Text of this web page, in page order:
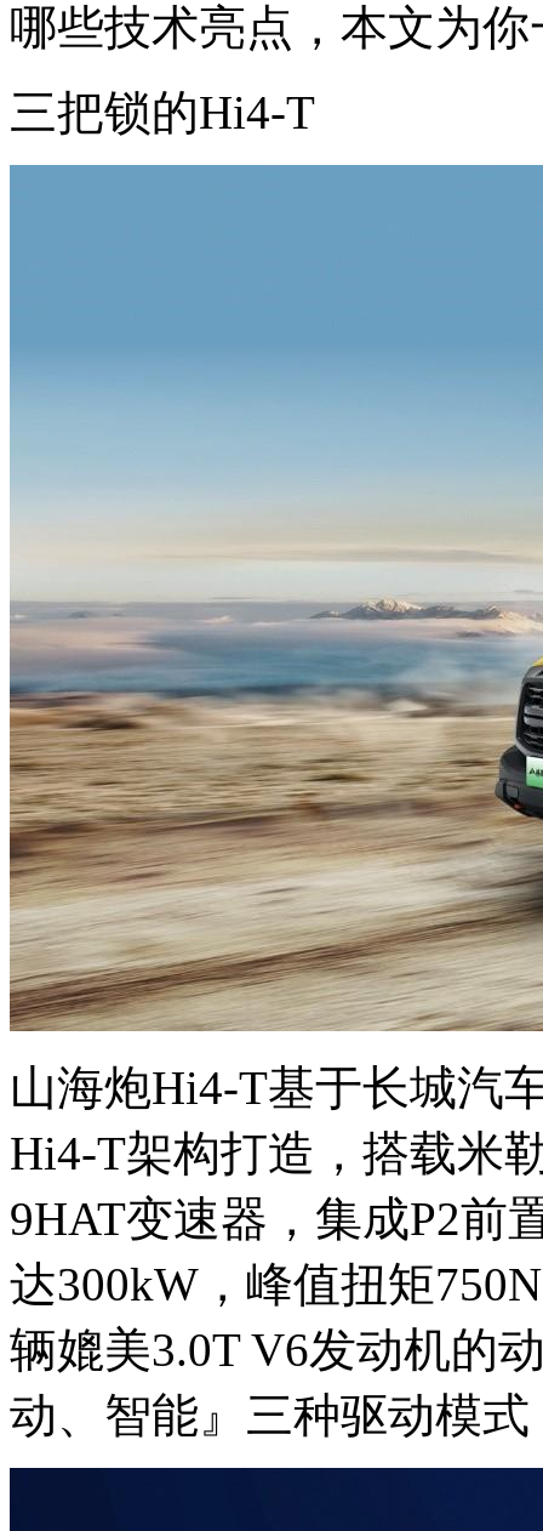
哪些技术亮点，本文为
三把锁的Hi4-T
山海炮Hi4-T基于长城汽
Hi4-T架构打造，搭载米
9HAT变速器，集成P2前
达300kW，峰值扭矩
辆媲美3.0T V6发动机的
动、智能』三种驱动模